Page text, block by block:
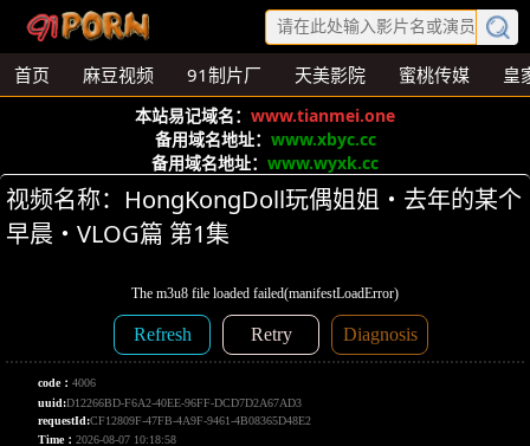
首页 麻豆视频 91制片厂 天美影院 蜜桃传媒 皇
本站易记域名： www.tianmei.one
备用域名地址： www.xbyc.cc
备用域名地址： www.wyxk.cc
视频名称：HongKongDoll玩偶姐姐・去年的某个
早晨・VLOG篇 第1集